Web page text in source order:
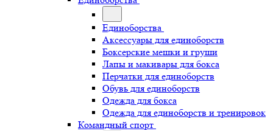
Единоборства
Аксессуары для единоборств
Боксерские мешки и груши
Лапы и макивары для бокса
Перчатки для единоборств
Обувь для единоборств
Одежда для бокса
Одежда для единоборств и тренировок
Командный спорт